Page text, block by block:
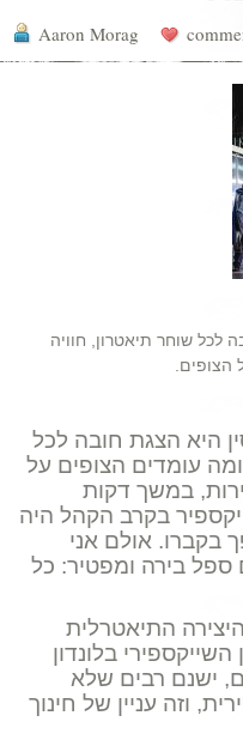
Aaron Morag
לכל שוחר תיאטרון, חוויה
הצופים.
היא הצגת חובה לכל
עומדים הצופים על
במשך דקות
בקרב הקהל היה
בקברו. אולם אני
בירה ומפטיר: כל
התיאטרלית
בלונדון
ישנם רבים שלא
וזה עניין של חינוך